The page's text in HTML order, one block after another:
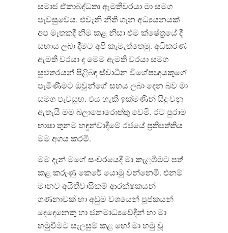
සමාජ ඒකාබද්ධතා ඇමතිවරයා මා සමග
පැවසුවේය. එවැනි නීති ගැන අධ්‍යයනයක්
අප මෑතකදී නිම කළ නිසා එම ක්ෂේත‍්‍රයේ දී
සහාය ලබා දීමට අපි කැමැත්තෙමු. අධිකරණ
ඇමති වරයා ද මෙම ඇමති වරයා සමග
සුළුතරයන් පිළිබඳ ස්වාධීන විශේෂඥයකුගේ
පැමිණීමට ඔවුන්ගේ සහය ලබා දෙන බව මා
සමග පැවසූහ. එය හැකි ඉක්මණින් සිදු වනු
ඇතැයි මම බලාපොරොත්තු වෙමි. රට පුරාම
භාෂා තුනම හඳුන්වාදීමේ රජයේ ප‍්‍රතිපත්තිය
මම අගය කරමි.
මම දැන් මගේ සංචරයෙදී මා කැළඹීමට පත්
කළ කරුණු කෙරේ යොමු වන්නෙමි. එනම්
මානව අයිතිවාසිකම් ආරක්ෂකයන්
ගණනාවක් හා අඩුම වශයෙන් පූජකයන්
දෙදෙනෙකු හා ජනමාධ්‍යවේදීන් හා මා
හමුවීමට සැලසුම් කළ හෝ මා හමු වූ